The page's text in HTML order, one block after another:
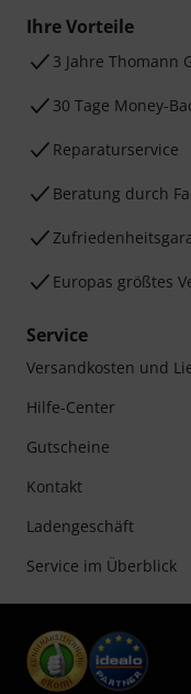
Ihre Vorteile
3 Jahre Thomann
30 Tage Money-
Reparaturservice
Beratung durch
Europas größtes
Service
Versandkosten und
Hilfe-Center
Gutscheine
Kontakt
Ladengeschäft
Service im Überblick